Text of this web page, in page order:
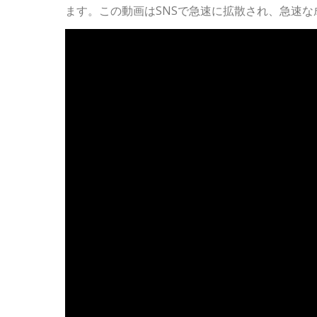
ます。この動画はSNSで急速に拡散され、急速な